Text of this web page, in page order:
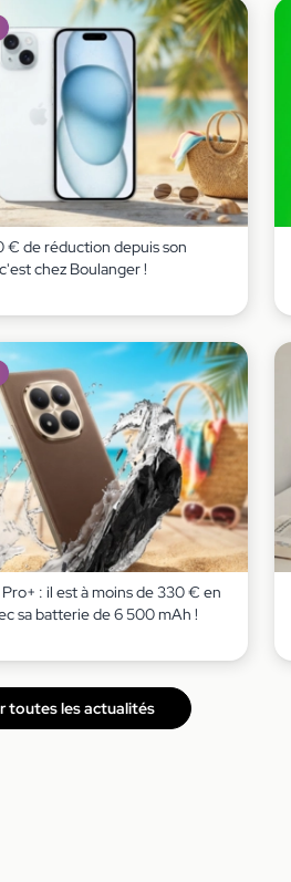
€ de réduction depuis son
chez Boulanger !
: il est à moins de 330 € en
sa batterie de 6 500 mAh !
toutes les actualités